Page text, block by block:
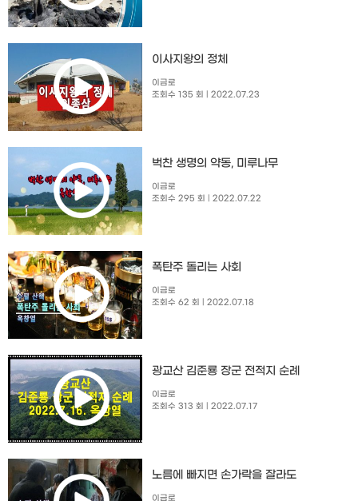
이사지왕의 정체
이금로
조회수 135 회
| 2022.07.23
벅찬 생명의 약동, 미루나무
이금로
조회수 295 회
| 2022.07.22
폭탄주 돌리는 사회
이금로
조회수 62 회
| 2022.07.18
광교산 김준룡 장군 전적지 순례
이금로
조회수 313 회
| 2022.07.17
노름에 빠지면 손가락을 잘라도
이금로